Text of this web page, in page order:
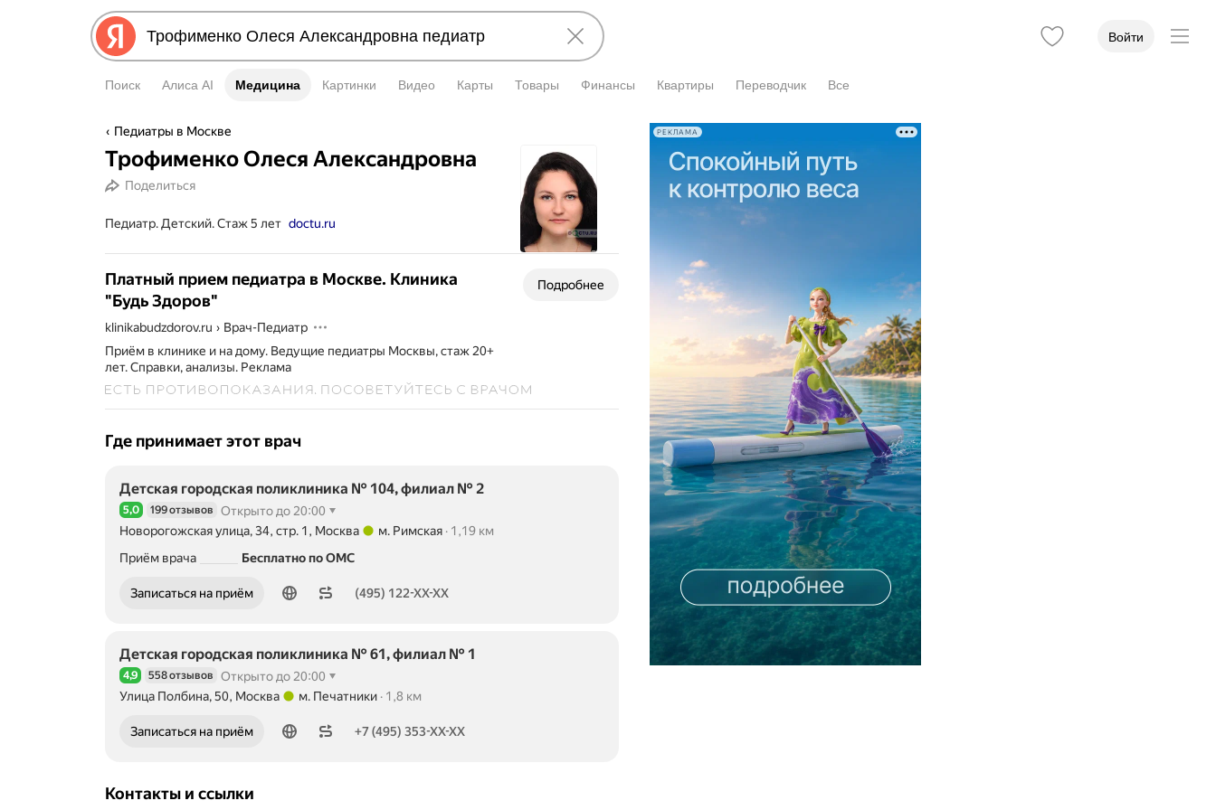
Войти
Поиск Алиса AI Медицина
Медицина Картинки Видео Карты Товары Финансы Квартиры Переводчик Все
Педиатры в Москве
Трофименко Олеся Александровна
Поделиться
Педиатр. Детский. Стаж 5 лет doctu.ru
Платный прием педиатра в Москве. Клиника
"Будь Здоров"
klinikabudzdorov.ru › Врач-Педиатр
Приём в клинике и на дому. Ведущие педиатры Москвы, стаж 20+
лет. Справки, анализы. Реклама
Подробнее
Где принимает этот врач
Детская городская поликлиника № 104, филиал № 2
Рейтинг 5,0 из 5
5,0 199 отзывов
Открыто до 20:00
Новорогожская улица, 34, стр. 1, Москва
м. Римская
1,19 км
Приём врача
Бесплатно по ОМС
Записаться на приём
Номер телефона: 4951220221 (495) 122-XX-XX
Детская городская поликлиника № 61, филиал № 1
Рейтинг 4,9 из 5
4,9 558 отзывов
Открыто до 20:00
Улица Полбина, 50, Москва
м. Печатники 1,8 км
Записаться на приём
Номер телефона: +74953531205 +7 (495) 353-XX-XX
Контакты и ссылки
РЕКЛАМА